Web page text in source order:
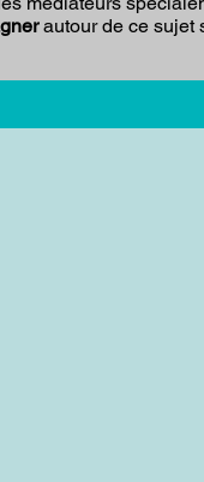
autour de ce sujet